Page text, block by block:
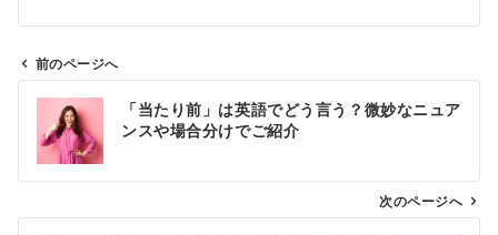
前のページへ
「当たり前」は英語でどう言う？微妙なニュア
ンスや場合分けでご紹介
次のページへ